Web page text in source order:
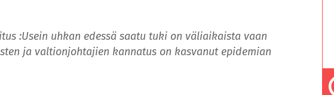
:Usein uhkan edessä saatu tuki on väliaikaista vaan
ja valtionjohtajien kannatus on kasvanut epidemian